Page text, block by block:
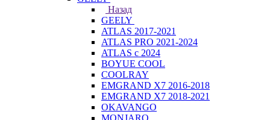
Назад
GEELY
ATLAS 2017-2021
ATLAS PRO 2021-2024
ATLAS с 2024
BOYUE COOL
COOLRAY
EMGRAND X7 2016-2018
EMGRAND X7 2018-2021
OKAVANGO
MONJARO